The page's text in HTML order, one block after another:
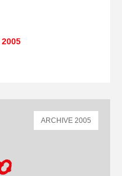
2005
ARCHIVE 2005